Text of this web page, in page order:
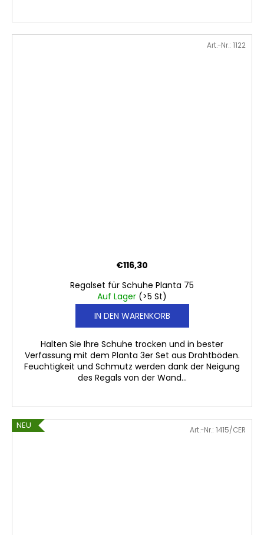
Regalset für Schuhe Planta 75
Auf Lager (>5 St)
€116,30
IN DEN WARENKORB
Halten Sie Ihre Schuhe trocken und in bester
Verfassung mit dem Planta 3er Set aus Drahtböden.
Feuchtigkeit und Schmutz werden dank der Neigung
des Regals von der Wand...
Art.-Nr.: 1122
NEU Art.-Nr.: 1415/CER